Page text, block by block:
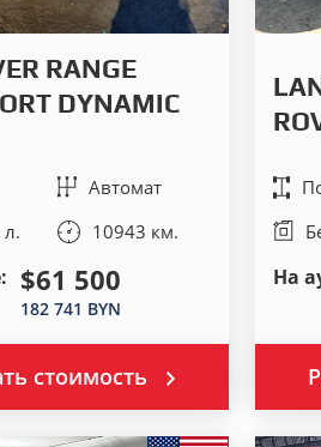
RANGE
DYNAMIC
Автомат
10943 км.
$61 500
182 741 BYN
стоимость
На